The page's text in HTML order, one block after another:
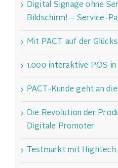
Digital Signage ohne
Bildschirm! – Service-
Mit PACT auf der
1.000 interaktive POS
PACT-Kunde geht an
Die Revolution der
Digitale Promoter
Testmarkt mit